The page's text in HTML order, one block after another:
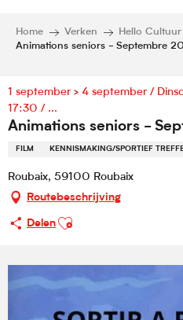
Home Verken Hello Cultuur
Animations seniors - Septembre
1 september > 4 september /
17:30 / ...
Animations seniors -
FILM KENNISMAKING/SPORTIEF
Roubaix, 59100 Roubaix
Routebeschrijving
Delen
Ajouter aux favoris